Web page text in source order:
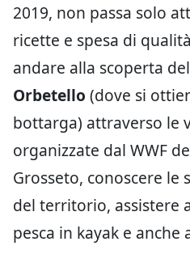
2019, non passa solo
ricette e spesa di
andare alla scoperta
Orbetello (dove si
bottarga) attraverso le
organizzate dal WWF
Grosseto, conoscere le
del territorio, assistere
pesca in kayak e anche